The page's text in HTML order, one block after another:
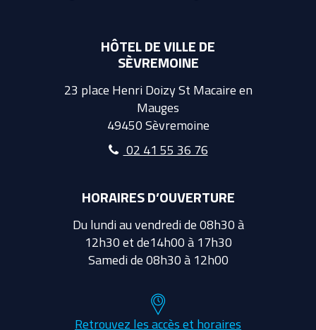
HÔTEL DE VILLE DE
SÈVREMOINE
23 place Henri Doizy St Macaire en
Mauges
49450 Sèvremoine
02 41 55 36 76
HORAIRES D’OUVERTURE
Du lundi au vendredi de 08h30 à
12h30 et de14h00 à 17h30
Samedi de 08h30 à 12h00
Retrouvez les accès et horaires